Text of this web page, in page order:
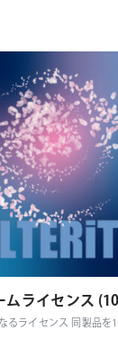
ムライセンス
るライセンス 同製品を